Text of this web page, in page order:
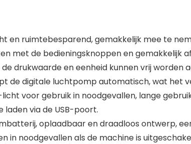
en ruimtebesparend, gemakkelijk mee te
met de bedieningsknoppen en gemakkelijk
drukwaarde en eenheid kunnen vrij
de digitale luchtpomp automatisch, wat het
voor gebruik in noodgevallen, lange
laden via de USB-poort.
oplaadbaar en draadloos ontwerp,
noodgevallen als de machine is